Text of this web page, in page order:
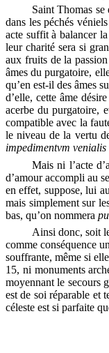
Saint Thomas
dans les péchés
acte suffit à balancer
leur charité sera si
aux fruits de la
âmes du purgatoire,
qu’en est-il des âmes
d’elle, cette âme
acerbe du purgatoire,
compatible avec la
le niveau de la vertu
impedimentvm venialis
Mais ni l’acte
d’amour accompli au
en effet, suppose, lui
mais simplement sur
bas, qu’on nommera
Ainsi donc, soit
comme conséquence
souffrante, même si
15, ni monuments
moyennant le secours
est de soi réparable et
céleste est si parfaite